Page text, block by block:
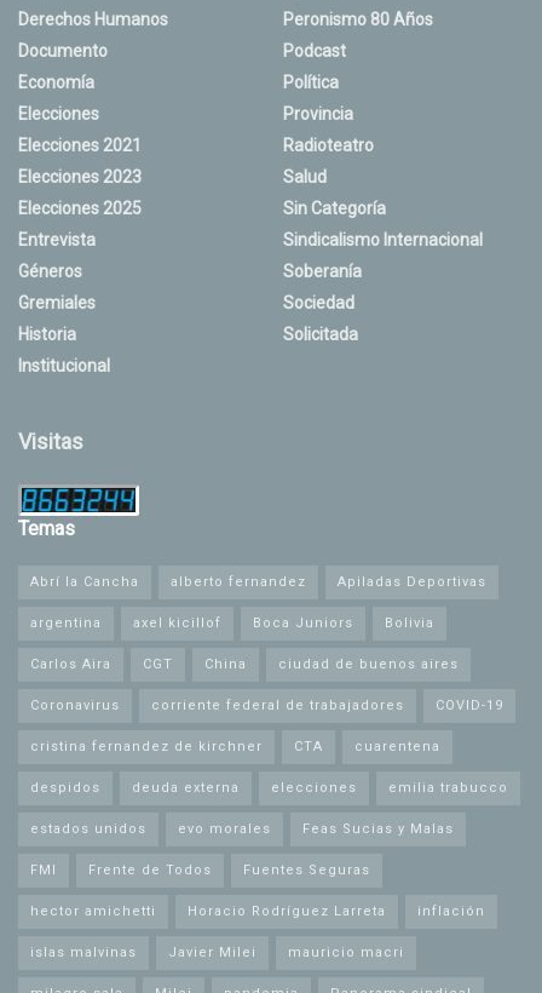
Derechos Humanos
Documento
Economía
Elecciones
Elecciones 2021
Elecciones 2023
Elecciones 2025
Entrevista
Géneros
Gremiales
Historia
Institucional
Peronismo 80 Años
Podcast
Política
Provincia
Radioteatro
Salud
Sin Categoría
Sindicalismo Internacional
Soberanía
Sociedad
Solicitada
Visitas
Temas
Abrí la Cancha alberto fernandez Apiladas Deportivas
argentina axel kicillof Boca Juniors Bolivia
Carlos Aira CGT China ciudad de buenos aires
Coronavirus corriente federal de trabajadores COVID-19
cristina fernandez de kirchner CTA cuarentena
despidos deuda externa elecciones emilia trabucco
estados unidos evo morales Feas Sucias y Malas
FMI Frente de Todos Fuentes Seguras
hector amichetti Horacio Rodríguez Larreta inflación
islas malvinas Javier Milei mauricio macri